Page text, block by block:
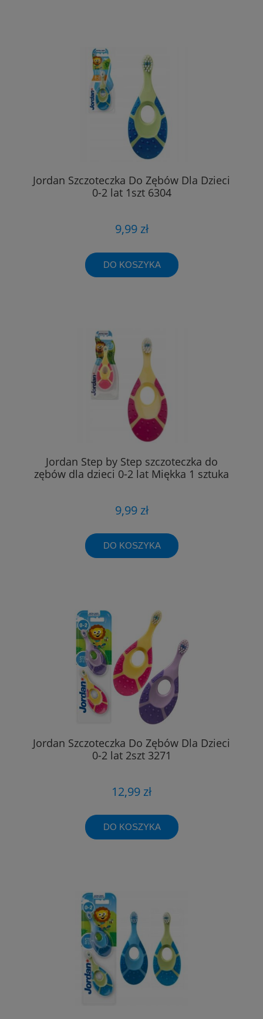
Jordan Szczoteczka Do Zębów Dla Dzieci
0-2 lat 1szt 6304
9,99 zł
DO KOSZYKA
Jordan Step by Step szczoteczka do
zębów dla dzieci 0-2 lat Miękka 1 sztuka
9,99 zł
DO KOSZYKA
Jordan Szczoteczka Do Zębów Dla Dzieci
0-2 lat 2szt 3271
12,99 zł
DO KOSZYKA